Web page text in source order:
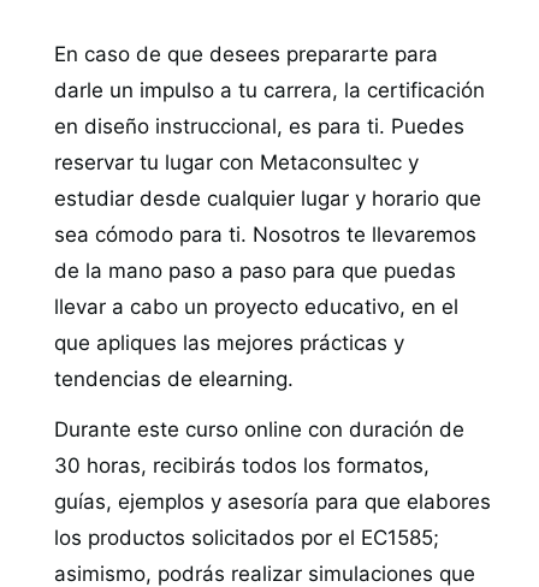
En caso de que desees prepararte para
darle un impulso a tu carrera, la certificación
en diseño instruccional, es para ti. Puedes
reservar tu lugar con Metaconsultec y
estudiar desde cualquier lugar y horario que
sea cómodo para ti. Nosotros te llevaremos
de la mano paso a paso para que puedas
llevar a cabo un proyecto educativo, en el
que apliques las mejores prácticas y
tendencias de elearning.
Durante este curso online con duración de
30 horas, recibirás todos los formatos,
guías, ejemplos y asesoría para que elabores
los productos solicitados por el EC1585;
asimismo, podrás realizar simulaciones que